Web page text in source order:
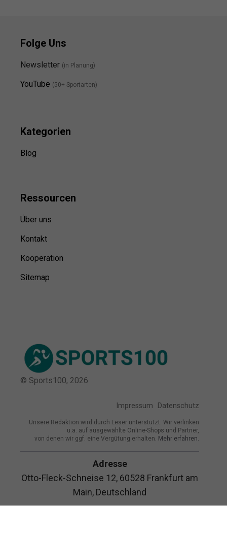
Folge Uns
Newsletter (in Planung)
YouTube (50+ Sportarten)
Kategorien
Blog
Ressourcen
Über uns
Kontakt
Kooperation
Sitemap
© Sports100, 2026
Impressum Datenschutz
Unsere Redaktion wird durch Leser unterstützt. Wir verlinken
u.a. auf ausgewählte Online-Shops und Partner,
von denen wir ggf. eine Vergütung erhalten. Mehr erfahren.
Adresse
Otto-Fleck-Schneise 12, 60528 Frankfurt am
Main, Deutschland